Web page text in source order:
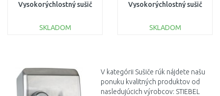
Vysokorýchlostný sušič
SKLADOM
Porovnať
Vysokorýchlostný sušič
SKLADOM
V kategórii Sušiče rúk nájdete našu
ponuku kvalitných produktov od
nasledujúcich výrobcov: STIEBEL